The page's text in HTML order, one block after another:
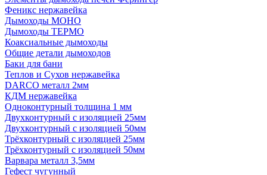
Феникс нержавейка
Дымоходы МОНО
Дымоходы ТЕРМО
Коаксиальные дымоходы
Общие детали дымоходов
Баки для бани
Теплов и Сухов нержавейка
DARCO металл 2мм
КДМ нержавейка
Одноконтурный толщина 1 мм
Двухконтурный с изоляцией 25мм
Двухконтурный с изоляцией 50мм
Трёхконтурный с изоляцией 25мм
Трёхконтурный с изоляцией 50мм
Варвара металл 3,5мм
Гефест чугунный